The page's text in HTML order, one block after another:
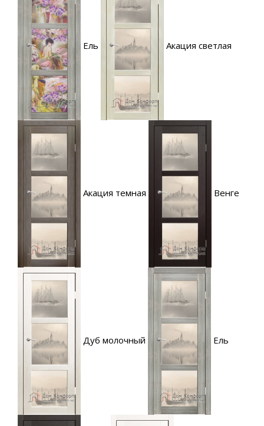
Ель Акация светлая
Акация темная Венге
Дуб молочный Ель